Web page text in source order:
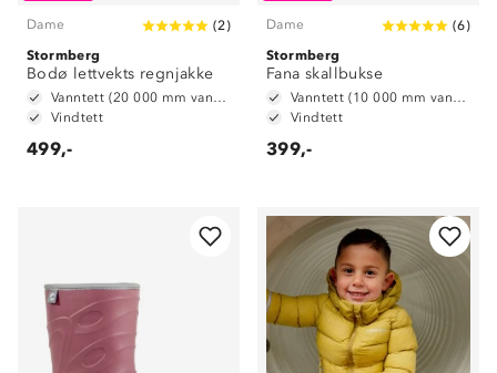
Dame (2)
Stormberg
Bodø lettvekts regnjakke
Vanntett (20 000 mm vannsøyle)
Vindtett
499,-
Dame (6)
Stormberg
Fana skallbukse
Vanntett (10 000 mm vannsøyle)
Vindtett
399,-